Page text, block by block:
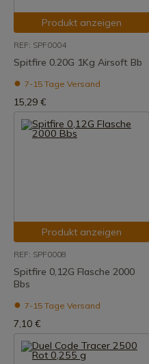
Produkt anzeigen
REF: SPF0004
Spitfire 0.20G 1Kg Airsoft Bb
7-15 Tage Versand
15,29 €
Produkt anzeigen
REF: SPF0008
Spitfire 0,12G Flasche 2000
Bbs
7-15 Tage Versand
7,10 €